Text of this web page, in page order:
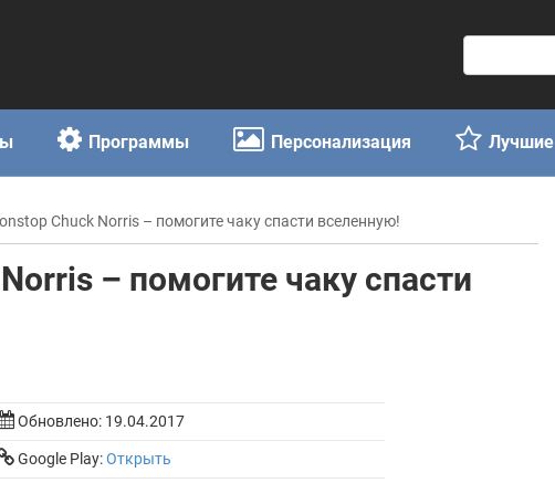
о
с
к
:
Программы Персонализация Лучшие
Chuck Norris – помогите чаку спасти вселенную!
– помогите чаку спасти
Обновлено: 19.04.2017
Google Play:Открыть